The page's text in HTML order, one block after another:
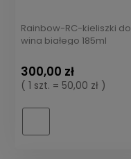
Rainbow-RC-kieliszki do
wina białego 185ml
300,00 zł
( 1 szt. = 50,00 zł )